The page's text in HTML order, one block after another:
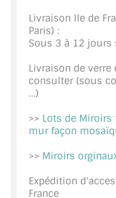
NUANCIER RAL
COMMENT COUPER
CONSEILS / AIDE
A PROPOS DE LA
COMPTE PRO
MON PANIER
PLAN DU SITE
Livraison Ile de
Paris) :
Sous 3 à 12 jours
Livraison de verre
consulter (sous
...)
>> Lots de Miroirs
mur façon
>> Miroirs
Expédition
France